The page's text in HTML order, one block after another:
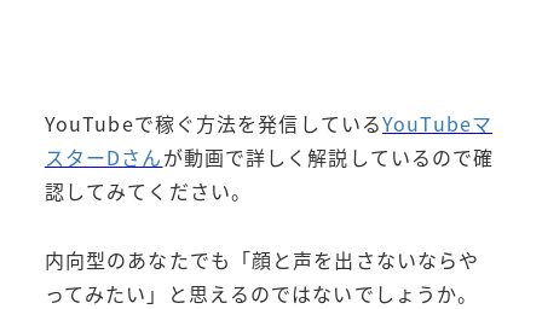
YouTubeで稼ぐ方法を発信しているYouTubeマ
スターDさんが動画で詳しく解説しているので確
認してみてください。
内向型のあなたでも「顔と声を出さないならや
ってみたい」と思えるのではないでしょうか。